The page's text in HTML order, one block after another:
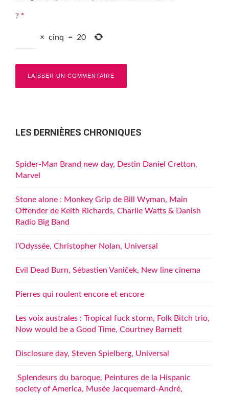
? *
× cinq = 20
LES DERNIÈRES CHRONIQUES
Spider-Man Brand new day, Destin Daniel Cretton,
Marvel
Stone alone : Monkey Grip de Bill Wyman, Main
Offender de Keith Richards, Charlie Watts & Danish
Radio Big Band
l’Odyssée, Christopher Nolan, Universal
Evil Dead Burn, Sébastien Vaniček, New line cinema
Pierres qui roulent encore et encore
Les voix australes : Tropical fuck storm, Folk Bitch trio,
Now would be a Good Time, Courtney Barnett
Disclosure day, Steven Spielberg, Universal
Splendeurs du baroque, Peintures de la Hispanic
society of America, Musée Jacquemard-André,